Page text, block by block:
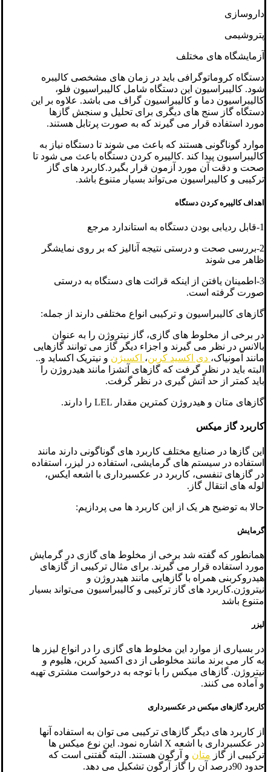
داروسازی
پتروشیمی
آزمایشگاه های مختلف
دستگاه کروماتوگرافی باید در زمان های مشخصی کالیبره
شود. کالیبراسیون این دستگاه شامل کالیبراسیون فلو،
کالیبراسیون دما و کالیبراسیون گراف می باشد. علاوه بر این
دستگاه گاز سنج های دیگری برای تحلیل و سنجش گازها
مورد استفاده قرار می گیرند که به صورت پرتابل هستند.
موارد گوناگونی هستند که باعث می شوند تا دستگاه نیاز به
کالیبراسیون پیدا کند .کالیبره کردن دستگاه باعث می شود تا
صحت و دقت آن مورد آزمون قرار بگیرد.کاربرد های گاز
ترکیبی و کالیبراسیون می‌تواند بسیار متنوع باشد.
اهداف کالیبره کردن دستگاه
1-قابل ردیابی بودن دستگاه به استاندارد مرجع
2-بررسی صحت و درستی نتیجه آنالیز که بر روی نمایشگر
ظاهر می شوند
3-اطمینان یافتن از اینکه قرائت های دستگاه به درستی
صورت گرفته است.
گازهای کالیبراسیون و ترکیبی انواع مختلفی دارند از جمله:
در برخی از مخلوط های گازی، گاز نیتروژن را به عنوان
بالانس در نظر می گیرند و اجزاء دیگر گاز می توانند گازهایی
مانند آمونیاک، دی اکسید کربن، اکسیژن و نیتریک اکساید و..
البته باید در نظر گرفت که گازهای آتشزا مانند هیدروژن را
باید کمتر از حد آتش گیری در نظر گرفت.
گازهای متان و هیدروژن کمترین مقدار LEL را دارند.
کاربرد گاز میکس
این گازها در صنایع مختلف کاربرد های گوناگونی دارند مانند
استفاده در سیستم های گرمایشی، استفاده در لیزر، استفاده
در گازهای تنفسی، کاربرد در عکسبرداری با اشعه ایکس،
لوله های انتقال گاز.
حالا به توضیح هر یک از این کاربرد ها می پردازیم:
گرمایش
همانطور که گفته شد برخی از مخلوط های گازی در گرمایش
مورد استفاده قرار می گیرند. برای مثال ترکیبی از گازهای
هیدروکربنی همراه با گازهایی مانند هیدروژن و
نیتروژن.کاربرد های گاز ترکیبی و کالیبراسیون می‌تواند بسیار
متنوع باشد
لیزر
در بسیاری از موارد این مخلوط های گازی را در انواع لیزر ها
به کار می برند مانند مخلوطی از دی اکسید کربن، هلیوم و
نیتروژن. گازهای میکس را با توجه به درخواست مشتری تهیه
و آماده می کنند.
کاربرد گازهای میکس در عکسبرداری
از کاربرد های دیگر گازهای ترکیبی می توان به استفاده آنها
در عکسبرداری با اشعه X اشاره نمود. این نوع میکس ها
ترکیبی از گاز متان و آرگون هستند. البته گفتنی است که
حدود 90درصد آن را گاز آرگون تشکیل می دهد.